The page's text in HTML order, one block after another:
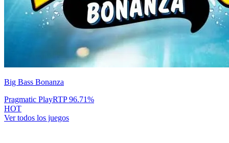
Big Bass Bonanza
Pragmatic PlayRTP96.71%
HOT
Ver todos los juegos